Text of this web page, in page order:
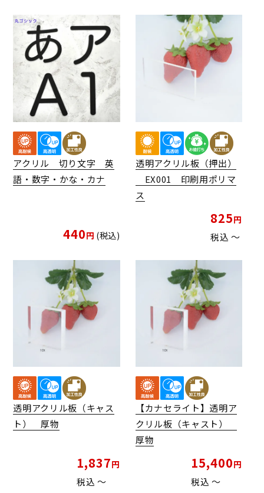
アクリル 切り文字 英
語・数字・かな・カナ
440 税込
透明アクリル板（押出）
EX001 印刷用ポリマ
ス
825
税込 〜
透明アクリル板（キャス
ト） 厚物
1,837
税込 〜
【カナセライト】透明ア
クリル板（キャスト）
厚物
15,400
税込 〜